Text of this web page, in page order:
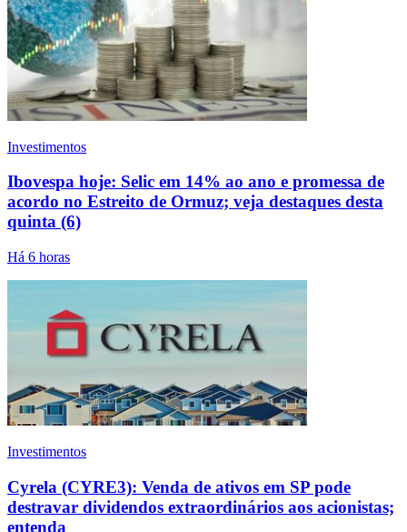
Investimentos
Ibovespa hoje: Selic em 14% ao ano e promessa de
acordo no Estreito de Ormuz; veja destaques desta
quinta (6)
Há 6 horas
Investimentos
Cyrela (CYRE3): Venda de ativos em SP pode
destravar dividendos extraordinários aos acionistas;
entenda